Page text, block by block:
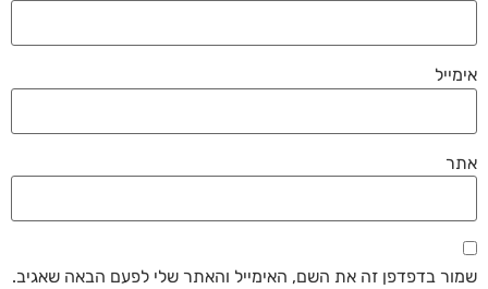
אימייל
אתר
שמור בדפדפן זה את השם, האימייל והאתר שלי לפעם הבאה שאגיב.